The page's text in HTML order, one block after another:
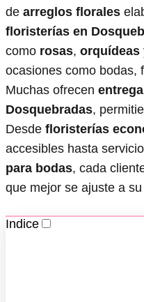
de arreglos florales
floristerías en
como rosas, orquídeas
ocasiones como bodas,
Muchas ofrecen
Dosquebradas,
Desde floristerías
accesibles hasta
para bodas, cada
que mejor se ajuste a
Indice